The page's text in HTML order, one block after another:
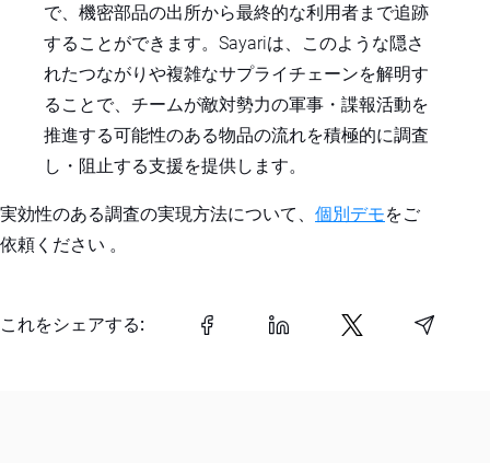
で、機密部品の出所から最終的な利用者まで追跡
することができます。Sayariは、このような隠さ
れたつながりや複雑なサプライチェーンを解明す
ることで、チームが敵対勢力の軍事・諜報活動を
推進する可能性のある物品の流れを積極的に調査
し・阻止する支援を提供します。
実効性のある調査の実現方法について、 個別デモをご
依頼ください 。
これをシェアする: